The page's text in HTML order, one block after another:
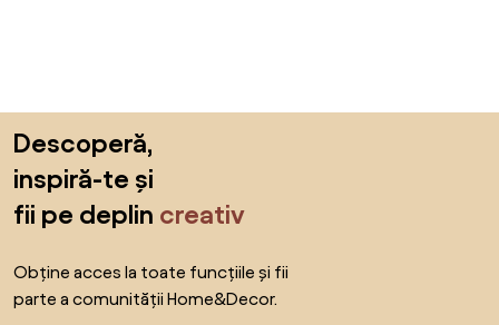
Descoperă,
inspiră-te și
fii pe deplin creativ
Obține acces la toate funcțiile și fii
parte a comunității Home&Decor.